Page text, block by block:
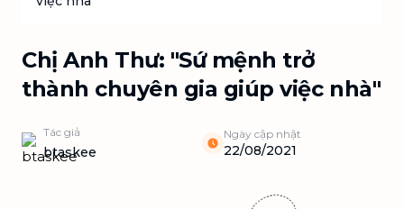
Chị Anh Thư: "Sứ mệnh trở
thành chuyên gia giúp việc nhà"
Tác giả
btaskee
Ngày cập nhật
22/08/2021